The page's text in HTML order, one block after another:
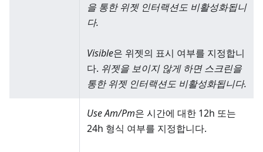
을 통한 위젯 인터랙션도 비활성화됩니
다.
Visible은 위젯의 표시 여부를 지정합니
다. 위젯을 보이지 않게 하면 스크린을
통한 위젯 인터랙션도 비활성화됩니다.
Use Am/Pm은 시간에 대한 12h 또는
24h 형식 여부를 지정합니다.